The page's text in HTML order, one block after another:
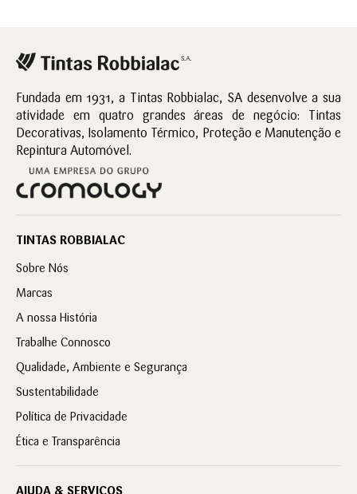
Fundada em 1931, a Tintas Robbialac, SA desenvolve a sua
atividade em quatro grandes áreas de negócio: Tintas
Decorativas, Isolamento Térmico, Proteção e Manutenção e
Repintura Automóvel.
TINTAS ROBBIALAC
Sobre Nós
Marcas
A nossa História
Trabalhe Connosco
Qualidade, Ambiente e Segurança
Sustentabilidade
Política de Privacidade
Ética e Transparência
AJUDA & SERVIÇOS